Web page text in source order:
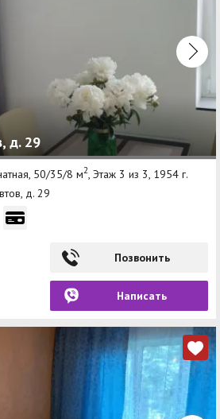
д. 29
50/35/8 м2, Этаж 3 из 3, 1954 г.
д. 29
Позвонить
Написать